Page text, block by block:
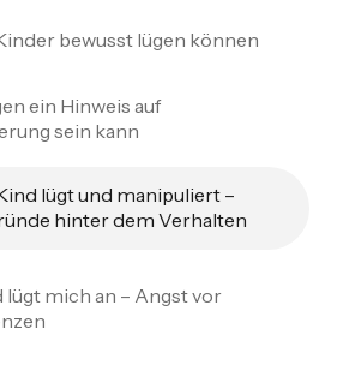
bewusst lügen können
ein Hinweis auf
sein kann
lügt und manipuliert –
hinter dem Verhalten
lügt mich an – Angst vor